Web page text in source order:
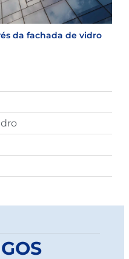
da fachada de vidro